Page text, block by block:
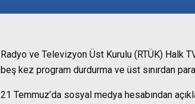
Radyo ve Televizyon Üst Kurulu (RTÜK) Halk
beş kez program durdurma ve üst sınırdan
21 Temmuz’da sosyal medya hesabından